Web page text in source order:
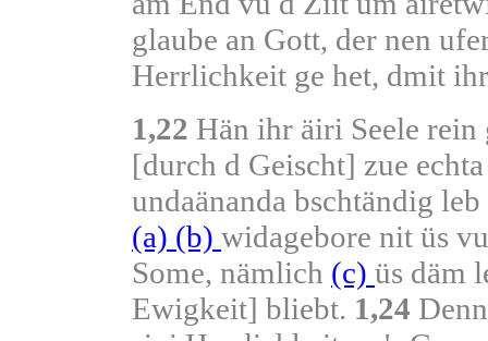
glaube an Gott, der nen
Herrlichkeit ge het, dmit
1,22 Hän ihr äiri Seele
[durch d Geischt] zue
undaänanda bschtändig
(a) (b) widagebore nit üs
Some, nämlich (c) üs däm
Ewigkeit] bliebt. 1,24